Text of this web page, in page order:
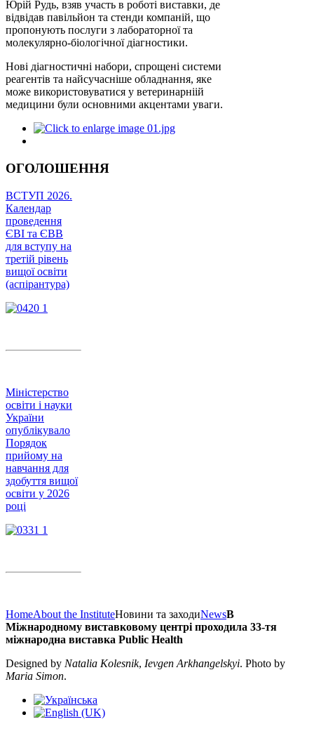
Юрій Рудь, взяв участь в роботі виставки, де
відвідав павільйон та стенди компаній, що
пропонують послуги з лабораторної та
молекулярно-біологічної діагностики.
Нові діагностичні набори, спрощені системи
реагентів та найсучасніше обладнання, яке
може використовуватися у ветеринарніій
медицини були основними акцентами уваги.
ОГОЛОШЕННЯ
ВСТУП 2026.
Календар
проведення
ЄВІ та ЄВВ
для вступу на
третій рівень
вищої освіти
(аспірантура)
Міністерство
освіти і науки
України
опублікувало
Порядок
прийому на
навчання для
здобуття вищої
освіти у 2026
році
HomeAbout the InstituteНовини та заходиNewsВ
Міжнародному виставковому центрі проходила 33-тя
міжнародна виставка Public Health
Designed by Natalia Kolesnik, Ievgen Arkhangelskyi. Photo by
Maria Simon.